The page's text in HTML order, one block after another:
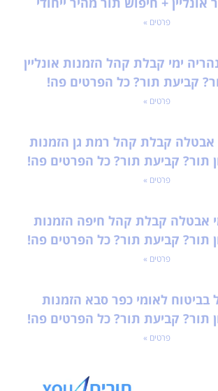
פרטים »
ימי קבלת קהל הזמנות אונליין
קביעת תור? כל הפרטים פה!
פרטים »
אבטלה קבלת קהל רמת גן הזמנות
תור? קביעת תור? כל הפרטים פה!
פרטים »
אבטלה קבלת קהל חיפה הזמנות
תור? קביעת תור? כל הפרטים פה!
פרטים »
לאומי כפר סבא הזמנות
תור? קביעת תור? כל הפרטים פה!
פרטים »